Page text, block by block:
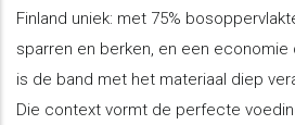
Finland uniek: met 75%
sparren en berken, en een economie
is de band met het materiaal diep
Die context vormt de perfecte